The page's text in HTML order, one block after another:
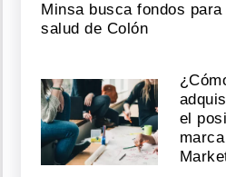
de
San
Carlos
opera
con
generador
Minsa busca fondos
salud de Colón
el